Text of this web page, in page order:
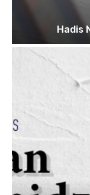
Hadis